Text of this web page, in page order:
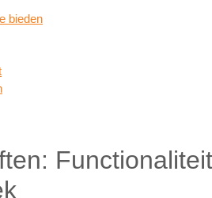
bieden